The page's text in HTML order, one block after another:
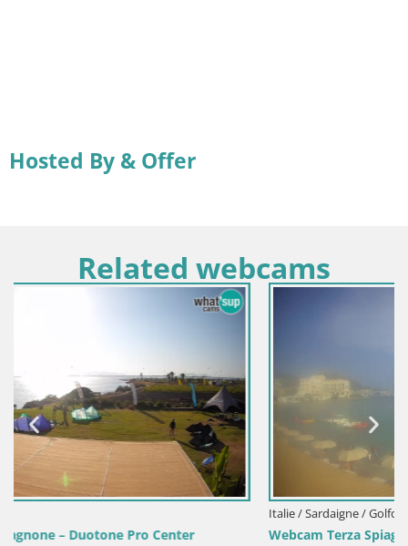
Hosted By & Offer
Related webcams
Webcam Terza Spiaggia Golfo Aranci – Vue en direct de la